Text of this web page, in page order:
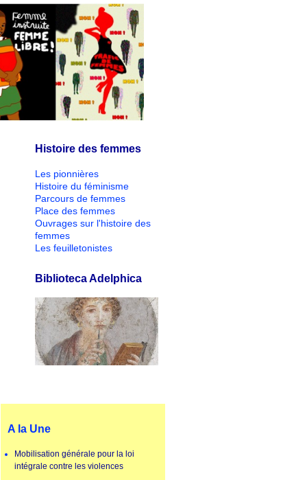
Histoire des femmes
Les pionnières
Histoire du féminisme
Parcours de femmes
Place des femmes
Ouvrages sur l'histoire des
femmes
Les feuilletonistes
Biblioteca Adelphica
A la Une
Mobilisation générale pour la loi
intégrale contre les violences